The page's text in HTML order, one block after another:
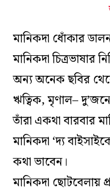
মানিকদা ধোঁকার
মানিকদা চিত্রভাষার
অন্য অনেক ছবির
ঋত্বিক, মৃণাল–
তাঁরা একথা বারবার
মানিকদা ‘দ্য
কথা ভাবেন।
মানিকদা ছোটবেলায়